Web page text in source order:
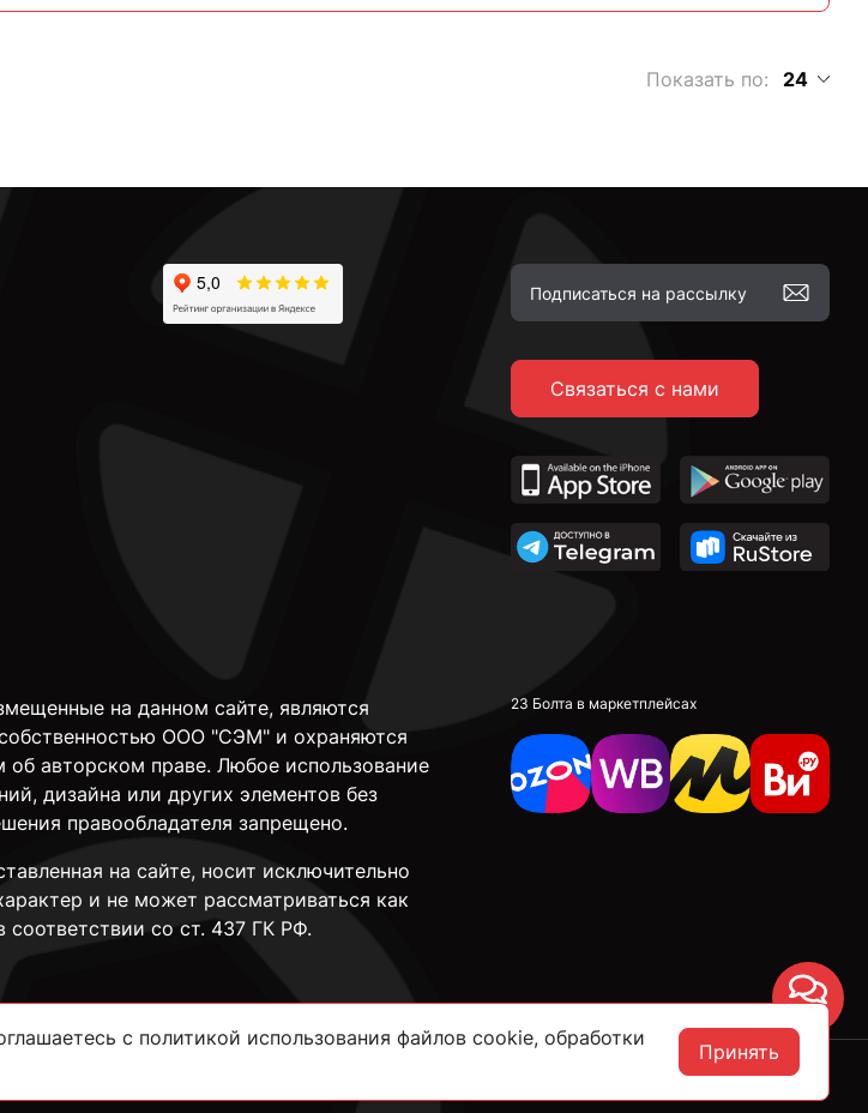
Показать по: 24
Связаться с нами
на данном сайте, являются
собственностью ООО "СЭМ" и охраняются
об авторском праве. Любое использование
дизайна или других элементов без
правообладателя запрещено.
на сайте, носит исключительно
и не может рассматриваться как
соответствии со ст. 437 ГК РФ.
23 Болта в маркетплейсах
с политикой использования файлов cookie, обработки
Принять